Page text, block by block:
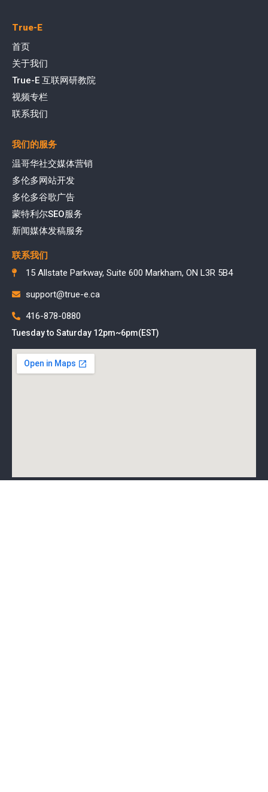
True-E
首页
关于我们
True-E 互联网研教院
视频专栏
联系我们
我们的服务
温哥华社交媒体营销
多伦多网站开发
多伦多谷歌广告
蒙特利尔SEO服务
新闻媒体发稿服务
联系我们
15 Allstate Parkway, Suite 600 Markham, ON L3R 5B4
support@true-e.ca
416-878-0880
Tuesday to Saturday 12pm~6pm(EST)